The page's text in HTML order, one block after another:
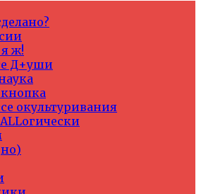
ж!
Д+уши
окультуривания